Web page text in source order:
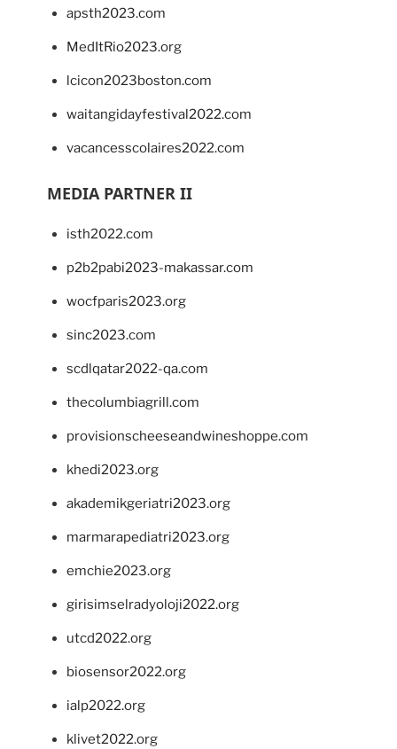
apsth2023.com
MedItRio2023.org
lcicon2023boston.com
waitangidayfestival2022.com
vacancesscolaires2022.com
MEDIA PARTNER II
isth2022.com
p2b2pabi2023-makassar.com
wocfparis2023.org
sinc2023.com
scdlqatar2022-qa.com
thecolumbiagrill.com
provisionscheeseandwineshoppe.com
khedi2023.org
akademikgeriatri2023.org
marmarapediatri2023.org
emchie2023.org
girisimselradyoloji2022.org
utcd2022.org
biosensor2022.org
ialp2022.org
klivet2022.org